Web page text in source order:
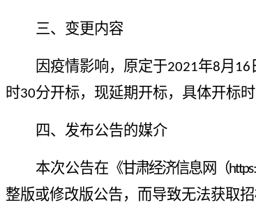
三、 变更内容
因疫情影响， 原定于2021年8月 16
时30分开标，现延期开标，具体开标
四、发布公告的媒介
本次公告在 《甘肃经济信息网 （
整版或修改版公告，而导致无法获取